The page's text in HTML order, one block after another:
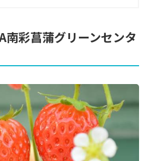
彩菖蒲グリーンセンタ